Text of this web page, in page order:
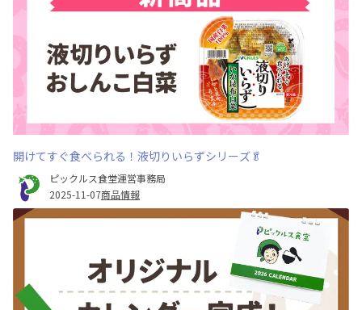
開けてすぐ食べられる！液切りいらずシリーズ🥬
ピックルス食堂運営事務局
2025-11-07商品情報